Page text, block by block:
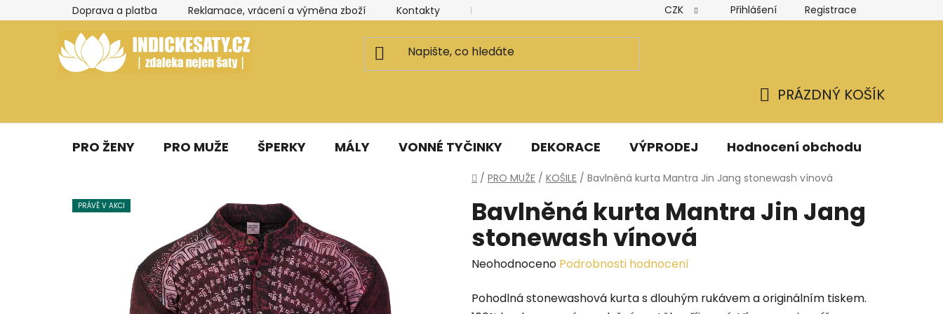
na
Doprava a platba Reklamace, vrácení a výměna zboží Kontakty Kancelář a ateliér Hodnocení obchodu Obchodní podmínky
CZK Přihlášení Registrace
KOŠÍK
PRÁZDNÝ KOŠÍK
PRO ŽENY PRO MUŽE ŠPERKY MÁLY VONNÉ TYČINKY DEKORACE VÝPRODEJ Hodnocení obchodu
Domů
/ PRO MUŽE / KOŠILE / Bavlněná kurta Mantra Jin Jang stonewash vínová
Bavlněná kurta Mantra Jin Jang
stonewash vínová
Průměrné
produktu
Neohodnoceno Podrobnosti hodnocení
Pohodlná stonewashová kurta s dlouhým rukávem a originálním tiskem.
PRÁVĚ V AKCI